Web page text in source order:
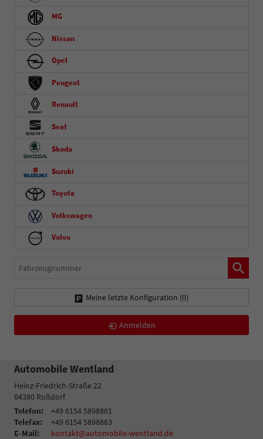
MG
Nissan
Opel
Peugeot
Renault
Seat
Skoda
Suzuki
Toyota
Volkswagen
Volvo
Fahrzeugnummer
Meine letzte Konfiguration (0)
Anmelden
Automobile Wentland
Heinz-Friedrich-Straße 22
64380 Roßdorf
Telefon:
+49 6154 5898861
Telefax:
+49 6154 5898863
E-Mail:
kontakt@automobile-wentland.de